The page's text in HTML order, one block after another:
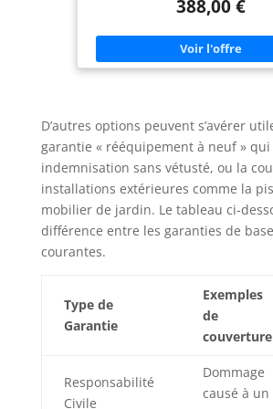
d'espace qu'il n'en faut pour vos
2,2 kg, refroidissement silencieux,
16 Go de RAM DDR4, webcam, HDMI,
microphone, USB 3.0 Windows 11
complètement installé avec tous les
388,00 €
D’autres options peuvent s’avérer
garantie « rééquipement à neuf »
indemnisation sans vétusté, ou la
installations extérieures comme la
mobilier de jardin. Le tableau ci-
différence entre les garanties de
courantes.
Type de
Garantie
Exemples
de
couverture
Responsabilité
Civile
Dommage
causé à un